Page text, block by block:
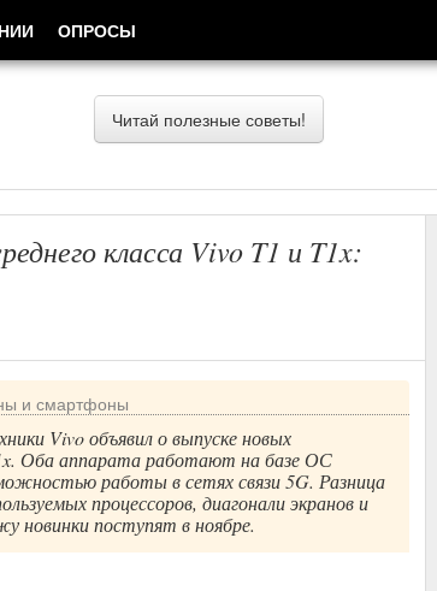
Читай полезные советы!
класса Vivo T1 и T1x:
и смартфоны
Vivo объявил о выпуске новых
Оба аппарата работают на базе ОС
работы в сетях связи 5G. Разница
процессоров, диагонали экранов и
новинки поступят в ноябре.
ОПРОСЫ